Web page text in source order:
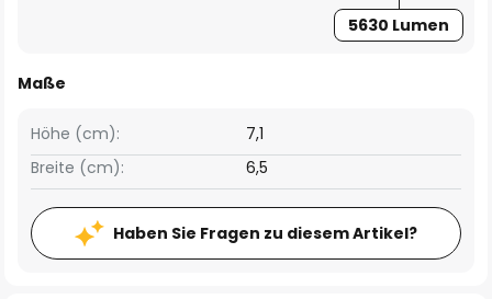
5630 Lumen
Maße
Breite (cm): 6,5
Höhe (cm): 7,1
Haben Sie Fragen zu diesem Artikel?